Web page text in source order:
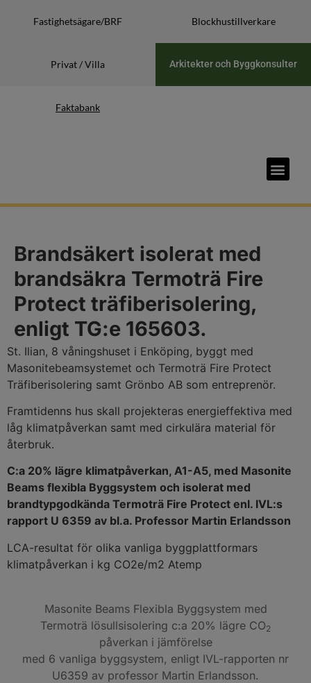
Fastighetsägare/BRF Blockhustillverkare
Privat / Villa Arkitekter och Byggkonsulter
Faktabank
Brandsäkert isolerat med
brandsäkra Termoträ Fire
Protect träfiberisolering,
enligt TG:e 165603.
St. Ilian, 8 våningshuset i Enköping, byggt med
Masonitebeamsystemet och Termoträ Fire Protect
Träfiberisolering samt Grönbo AB som entreprenör.
Framtidenns hus skall projekteras energieffektiva med
låg klimatpåverkan samt med cirkulära material för
återbruk.
C:a 20% lägre klimatpåverkan, A1-A5, med Masonite
Beams flexibla Byggsystem och isolerat med
brandtypgodkända Termoträ Fire Protect enl. IVL:s
rapport U 6359 av bl.a. Professor Martin Erlandsson
LCA-resultat för olika vanliga byggplattformars
klimatpåverkan i kg CO2e/m2 Atemp
Masonite Beams Flexibla Byggsystem med
Termoträ lösullsisolering c:a 20% lägre CO2
påverkan i jämförelse
med 6 vanliga byggsystem, enligt IVL-rapporten nr
U6359 av professor Martin Erlandsson.